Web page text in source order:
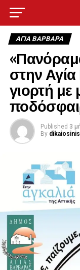
ΑΓΙΑ ΒΑΡΒΑΡΑ
στην
γιορτή
Published 3
By